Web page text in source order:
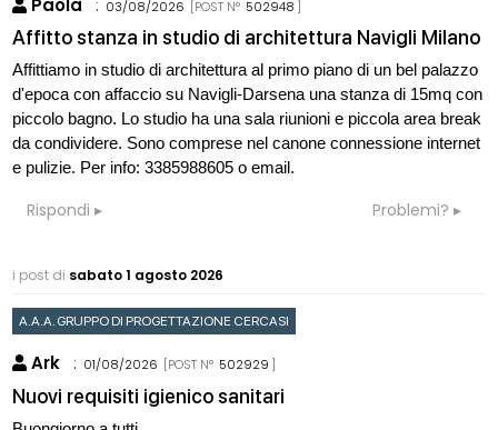
Paola : 03/08/2026 [POST N° 502948 ]
Affitto stanza in studio di architettura Navigli Milano
Affittiamo in studio di architettura al primo piano di un bel palazzo
d'epoca con affaccio su Navigli-Darsena una stanza di 15mq con
piccolo bagno. Lo studio ha una sala riunioni e piccola area break
da condividere. Sono comprese nel canone connessione internet
e pulizie. Per info: 3385988605 o email.
Rispondi Problemi?
i post di sabato 1 agosto 2026
A.A.A. GRUPPO DI PROGETTAZIONE CERCASI
Ark : 01/08/2026 [POST N° 502929 ]
Nuovi requisiti igienico sanitari